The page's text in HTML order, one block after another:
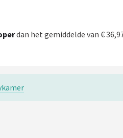
dan het gemiddelde van €